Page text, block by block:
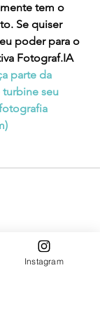
tem o
Se quiser
poder para o
Fotograf.IA
parte da
turbine seu
)
Instagram